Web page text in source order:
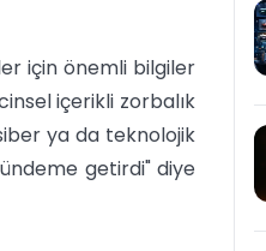
için önemli bilgiler
içerikli zorbalık
ya da teknolojik
getirdi" diye